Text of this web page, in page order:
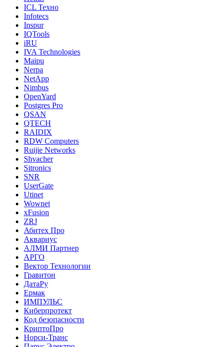
ICL Техно
Infotecs
Inspur
IQTools
iRU
IVA Technologies
Maipu
Nerpa
NetApp
Nimbus
OpenYard
Postgres Pro
QSAN
QTECH
RAIDIX
RDW Computers
Ruijie Networks
Shvacher
Sitronics
SNR
UserGate
Utinet
Wownet
xFusion
ZRJ
Абитех Про
Аквариус
АЛМИ Партнер
АРГО
Вектор Технологии
Гравитон
ДатаРу
Ермак
ИМПУЛЬС
Киберпротект
Код безопасности
КриптоПро
Норси-Транс